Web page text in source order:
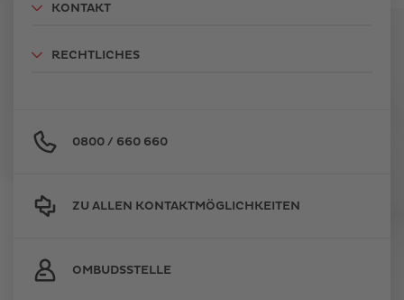
KONTAKT
RECHTLICHES
0800 / 660 660
ZU ALLEN KONTAKTMÖGLICHKEITEN
OMBUDSSTELLE